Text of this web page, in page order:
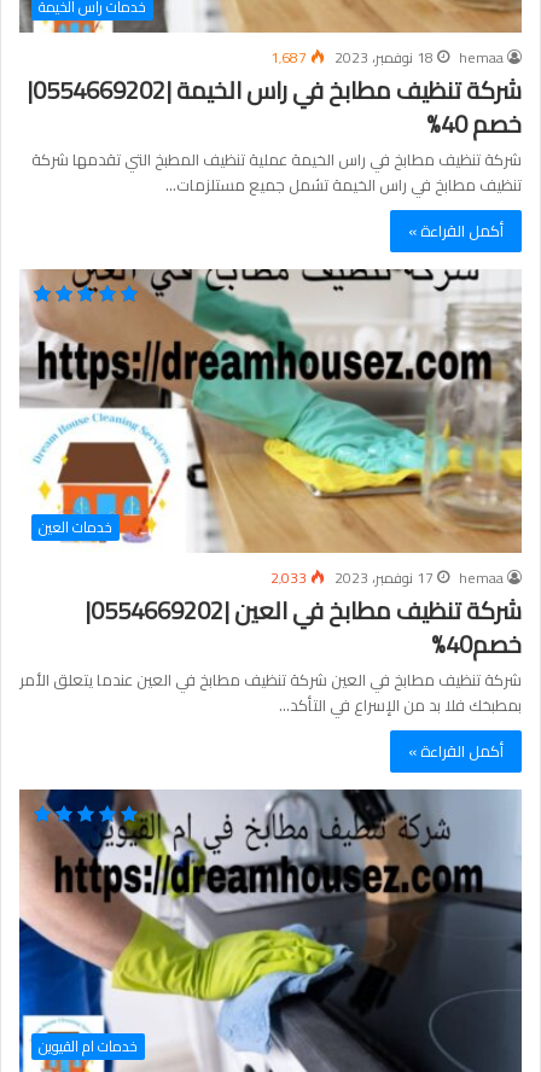
خدمات راس الخيمة
hemaa
18 نوفمبر، 2023 1٬687
شركة تنظيف مطابخ في راس الخيمة |0554669202|
خصم 40%
شركة تنظيف مطابخ في راس الخيمة عملية تنظيف المطبخ التي تقدمها شركة
تنظيف مطابخ في راس الخيمة تشمل جميع مستلزمات…
أكمل القراءة »
خدمات العين
hemaa
17 نوفمبر، 2023 2٬033
شركة تنظيف مطابخ في العين |0554669202|
خصم40%
شركة تنظيف مطابخ في العين شركة تنظيف مطابخ في العين عندما يتعلق الأمر
بمطبخك فلا بد من الإسراع في التأكد…
أكمل القراءة »
خدمات ام القيوين